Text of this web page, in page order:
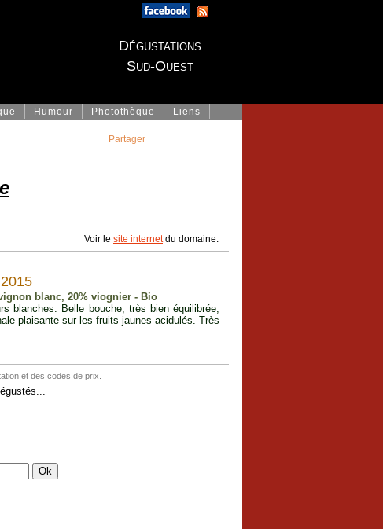
Dégustations
Sud-Ouest
Humour Photothèque Liens
Voir le site internetdu domaine.
blanc, 20% viognier - Bio
blanches. Belle bouche, très bien équilibrée,
plaisante sur les fruits jaunes acidulés. Très
et des codes de prix.
Partager